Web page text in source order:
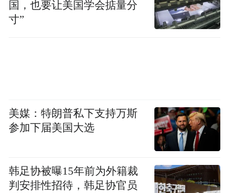
国，也要让美国学会掂量分
寸”
美媒：特朗普私下支持万斯
参加下届美国大选
韩足协被曝15年前为外籍裁
判安排性招待，韩足协官员